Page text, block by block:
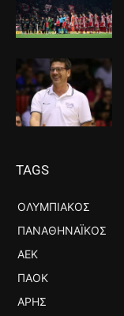
TAGS
ΟΛΥΜΠΙΑΚΌΣ
ΠΑΝΑΘΗΝΑΪΚΌΣ
ΑΕΚ
ΠΑΟΚ
ΆΡΗΣ